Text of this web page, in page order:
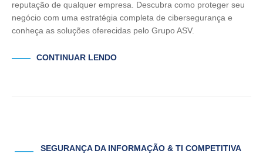
reputação de qualquer empresa. Descubra como proteger seu
negócio com uma estratégia completa de cibersegurança e
conheça as soluções oferecidas pelo Grupo ASV.
CONTINUAR LENDO
SEGURANÇA DA INFORMAÇÃO & TI COMPETITIVA